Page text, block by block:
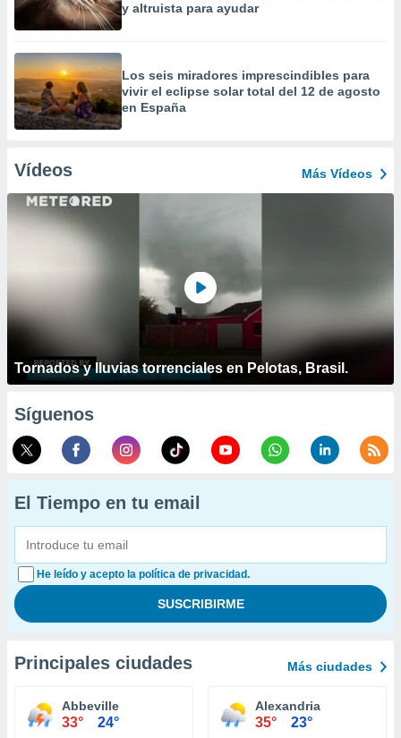
y altruista para ayudar
Los seis miradores imprescindibles para
vivir el eclipse solar total del 12 de agosto
en España
Vídeos Más Vídeos
Tornados y lluvias torrenciales en Pelotas, Brasil.
Síguenos
El Tiempo en tu email
He leído y acepto la política de privacidad.
Principales ciudades Más ciudades
Abbeville
33° 24°
Alexandria
35° 23°